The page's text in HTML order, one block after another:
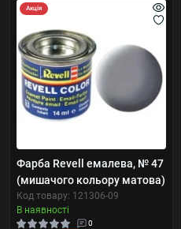
Акція
Фарба Revell емалева, № 47
(мишачого кольору матова)
Код товару: 121306-09
В наявності
0